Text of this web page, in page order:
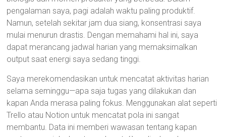
pengalaman saya, pagi adalah waktu paling produktif.
Namun, setelah sekitar jam dua siang, konsentrasi saya
mulai menurun drastis. Dengan memahami hal ini, saya
dapat merancang jadwal harian yang memaksimalkan
output saat energi saya sedang tinggi.
Saya merekomendasikan untuk mencatat aktivitas harian
selama seminggu—apa saja tugas yang dilakukan dan
kapan Anda merasa paling fokus. Menggunakan alat seperti
Trello atau Notion untuk mencatat pola ini sangat
membantu. Data ini memberi wawasan tentang kapan